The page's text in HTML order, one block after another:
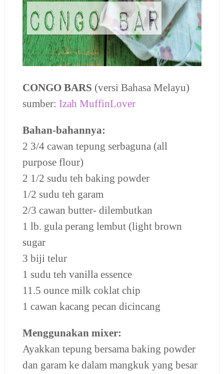
CONGO BARS (versi Bahasa Melayu)
sumber: Izah MuffinLover
Bahan-bahannya:
2 3/4 cawan tepung serbaguna (all
purpose flour)
2 1/2 sudu teh baking powder
1/2 sudu teh garam
2/3 cawan butter- dilembutkan
1 lb. gula perang lembut (light brown
sugar
3 biji telur
1 sudu teh vanilla essence
11.5 ounce milk coklat chip
1 cawan kacang pecan dicincang
Menggunakan mixer:
Ayakkan tepung bersama baking powder
dan garam ke dalam mangkuk yang besar